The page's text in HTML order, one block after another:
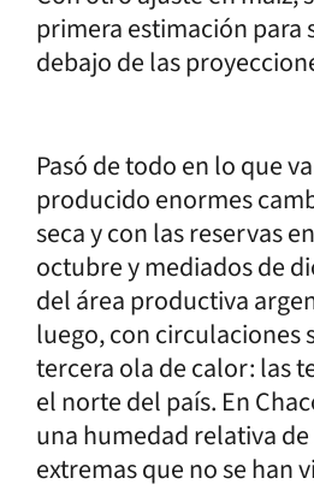
primera estimación para
debajo de las
Pasó de todo en lo que
producido enormes
seca y con las reservas
octubre y mediados de
del área productiva
luego, con circulaciones
tercera ola de calor: las
el norte del país. En
una humedad relativa
extremas que no se han